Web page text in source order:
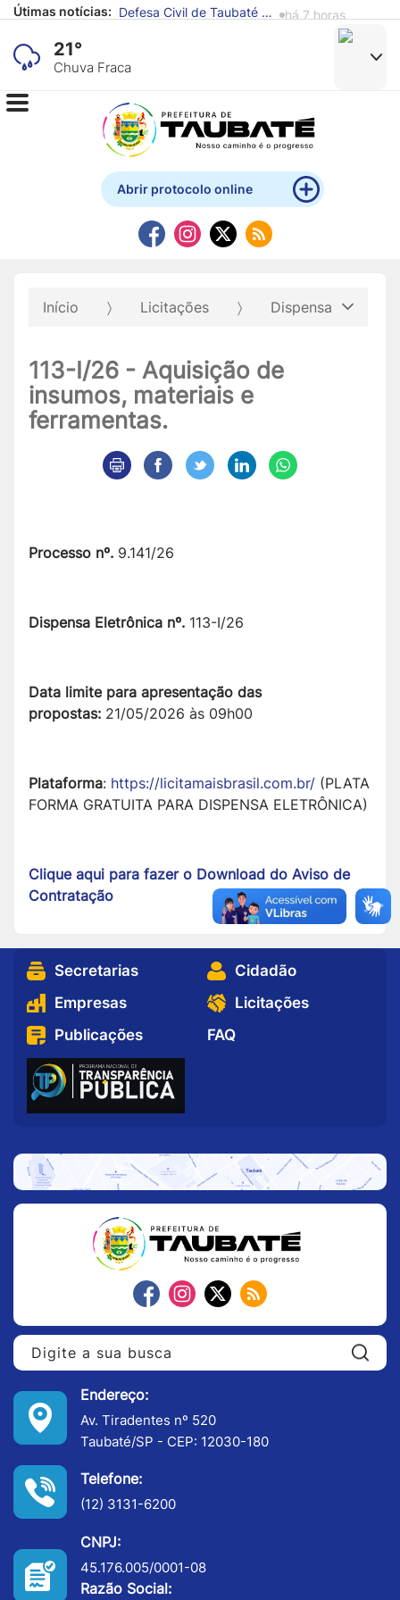
Útimas notícias: Defesa Civil de Taubaté alerta para previsão de chuva e ventos fortes há 7 horas
21°
Chuva Fraca
Abrir protocolo online
Início Licitações Dispensa
113-I/26 - Aquisição de
insumos, materiais e
ferramentas.
Processo nº. 9.141/26
Dispensa Eletrônica nº. 113-I/26
Data limite para apresentação das
propostas: 21/05/2026 às 09h00
Plataforma: https://licitamaisbrasil.com.br/ (PLATA
FORMA GRATUITA PARA DISPENSA ELETRÔNICA)
Clique aqui para fazer o Download do Aviso de
Contratação
Secretarias
Cidadão
Empresas
Licitações
Publicações
FAQ
Endereço:
Av. Tiradentes nº 520
Taubaté/SP - CEP: 12030-180
Telefone:
(12) 3131-6200
CNPJ:
45.176.005/0001-08
Razão Social: